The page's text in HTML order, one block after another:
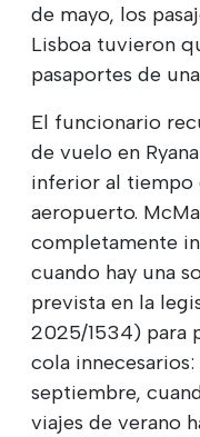
de mayo, los
Lisboa tuvieron
pasaportes de
El funcionario
de vuelo en
inferior al tiempo
aeropuerto.
completamente
cuando hay una
prevista en la
2025/1534) para
cola innecesarios:
septiembre,
viajes de verano